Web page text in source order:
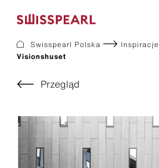
Elewacje
Dachy
Płyty użytkowe
Ogród
Zamów próbkę
Swisspearl Polska Inspiracje
Visionshuset
Przegląd